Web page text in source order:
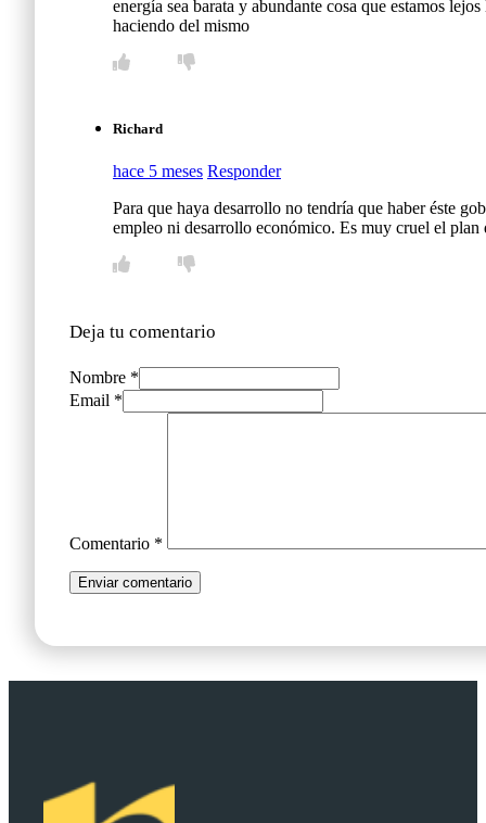
energía sea barata y abundante cosa que estamos
haciendo del mismo
Richard
hace 5 meses Responder
Para que haya desarrollo no tendría que haber éste
empleo ni desarrollo económico. Es muy cruel el plan
Deja tu comentario
Nombre *
Email *
Comentario *